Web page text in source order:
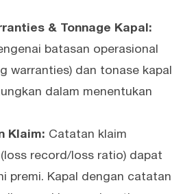
& Tonnage Kapal:
batasan operasional
warranties) dan tonase kapal
dalam menentukan
Klaim: Catatan klaim
record/loss ratio) dapat
premi. Kapal dengan catatan